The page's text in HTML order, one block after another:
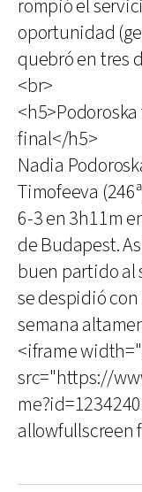
rompió el
oportunidad
quebró en tres
<br>
final</h5>
Nadia
Timofeeva
6-3 en 3h11m
de Budapest.
buen partido al
se despidió
semana
<iframe
src="https://
allowfullscreen